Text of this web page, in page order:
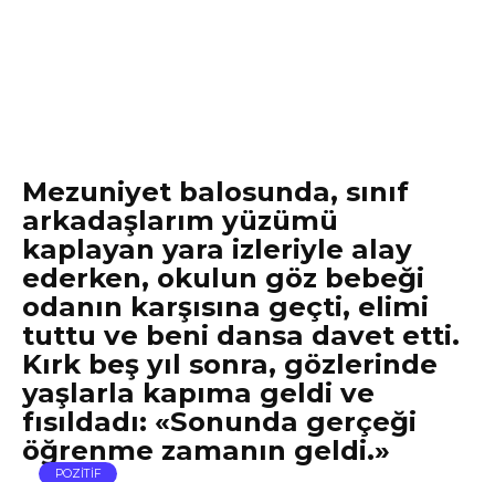
Mezuniyet balosunda, sınıf
arkadaşlarım yüzümü
kaplayan yara izleriyle alay
ederken, okulun göz bebeği
odanın karşısına geçti, elimi
tuttu ve beni dansa davet etti.
Kırk beş yıl sonra, gözlerinde
yaşlarla kapıma geldi ve
fısıldadı: «Sonunda gerçeği
öğrenme zamanın geldi.»
POZİTİF